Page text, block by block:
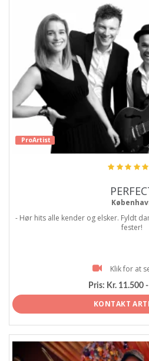
ProArtist
- Hør hits alle kender og elsker. Fyldt
fester!
Klik for at
Pris: Kr. 11.500
KONTAKT